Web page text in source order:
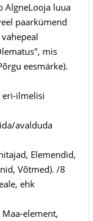
AlgneLooja luua
paarkümend
mis
eesmärke).
eri-ilmelisi
avalduda
Elemendid,
Võtmed). /8
ehk
element,